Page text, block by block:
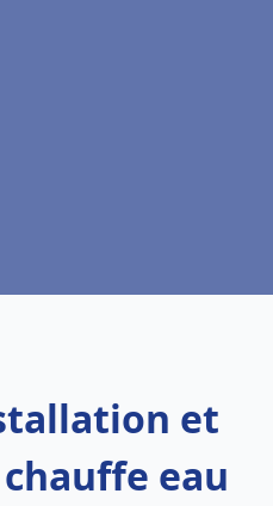
et
eau